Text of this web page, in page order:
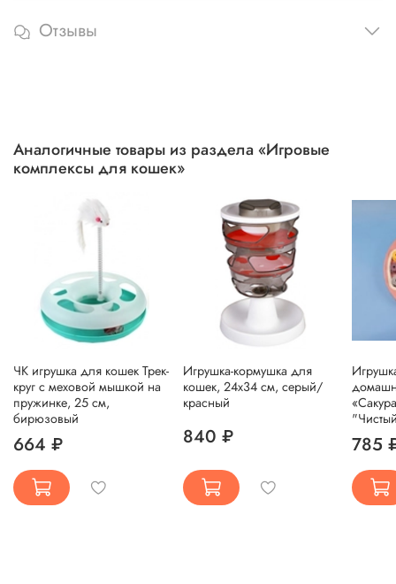
Отзывы
Аналогичные товары из раздела «Игровые
комплексы для кошек»
ЧК игрушка для кошек Трек-
круг с меховой мышкой на
пружинке, 25 см,
бирюзовый
664 ₽
Игрушка-кормушка для
кошек, 24х34 см, серый/
красный
840 ₽ 785